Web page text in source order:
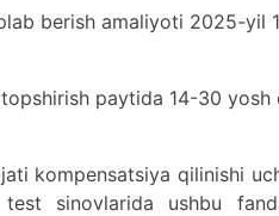
berish amaliyoti 2025-yil
paytida 14-30 yosh
kompensatsiya qilinishi
sinovlarida ushbu